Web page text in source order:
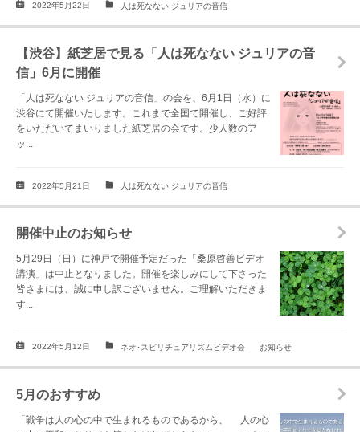
2022年5月22日 人は死なない ジュリアの音信
【渋谷】紙芝居で見る「人は死なない ジュリアの音
信」6月に開催
「人は死なない ジュリアの音信」の会を、6月1日（水）に
渋谷にて開催いたします。これまで全国で開催し、ご好評
をいただいてまいりました紙芝居の会です。少人数のア
ッ...
2022年5月21日 人は死なない ジュリアの音信
開催中止のお知らせ
5月29日（日）に神戸で開催予定だった「桑原啓善ビデオ
講演」は中止となりました。開催を楽しみにして下さった
皆さまには、誠に申し訳ございません。ご理解いただきま
す...
2022年5月12日 ネオ･スピリチュアリズムビデオ会 お知らせ
5月のおすすめ
「戦争は人の心の中で生まれるものであるから、 人の心